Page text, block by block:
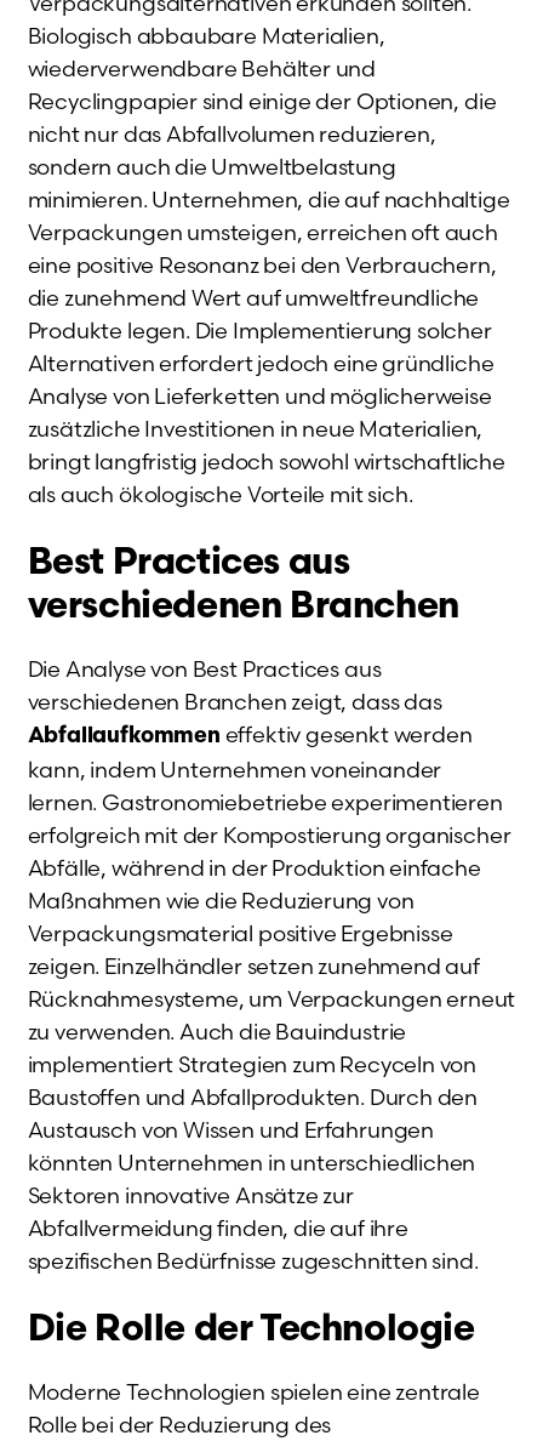
Biologisch abbaubare Materialien,
wiederverwendbare Behälter und
Recyclingpapier sind einige der Optionen, die
nicht nur das Abfallvolumen reduzieren,
sondern auch die Umweltbelastung
minimieren. Unternehmen, die auf nachhaltige
Verpackungen umsteigen, erreichen oft auch
eine positive Resonanz bei den Verbrauchern,
die zunehmend Wert auf umweltfreundliche
Produkte legen. Die Implementierung solcher
Alternativen erfordert jedoch eine gründliche
Analyse von Lieferketten und möglicherweise
zusätzliche Investitionen in neue Materialien,
bringt langfristig jedoch sowohl wirtschaftliche
als auch ökologische Vorteile mit sich.
Best Practices aus
verschiedenen Branchen
Die Analyse von Best Practices aus
verschiedenen Branchen zeigt, dass das
Abfallaufkommen effektiv gesenkt werden
kann, indem Unternehmen voneinander
lernen. Gastronomiebetriebe experimentieren
erfolgreich mit der Kompostierung organischer
Abfälle, während in der Produktion einfache
Maßnahmen wie die Reduzierung von
Verpackungsmaterial positive Ergebnisse
zeigen. Einzelhändler setzen zunehmend auf
Rücknahmesysteme, um Verpackungen erneut
zu verwenden. Auch die Bauindustrie
implementiert Strategien zum Recyceln von
Baustoffen und Abfallprodukten. Durch den
Austausch von Wissen und Erfahrungen
könnten Unternehmen in unterschiedlichen
Sektoren innovative Ansätze zur
Abfallvermeidung finden, die auf ihre
spezifischen Bedürfnisse zugeschnitten sind.
Die Rolle der Technologie
Moderne Technologien spielen eine zentrale
Rolle bei der Reduzierung des